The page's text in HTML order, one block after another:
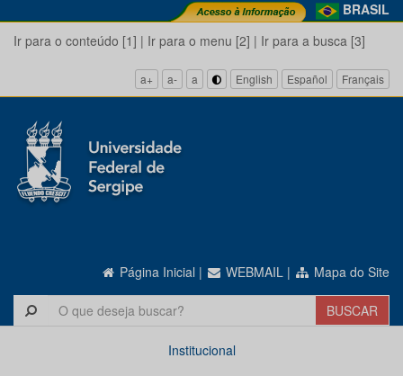
BRASIL
Ir para o conteúdo [1] | Ir para o menu [2] | Ir para a busca [3]
a+ a- a English Español Français
Página Inicial | WEBMAIL | Mapa do Site
Institucional